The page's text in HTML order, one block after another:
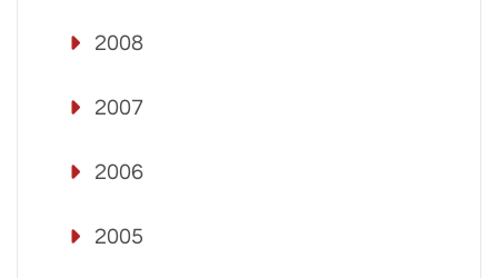
2008
2007
2006
2005